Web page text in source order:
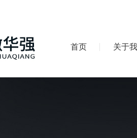
首页 关于